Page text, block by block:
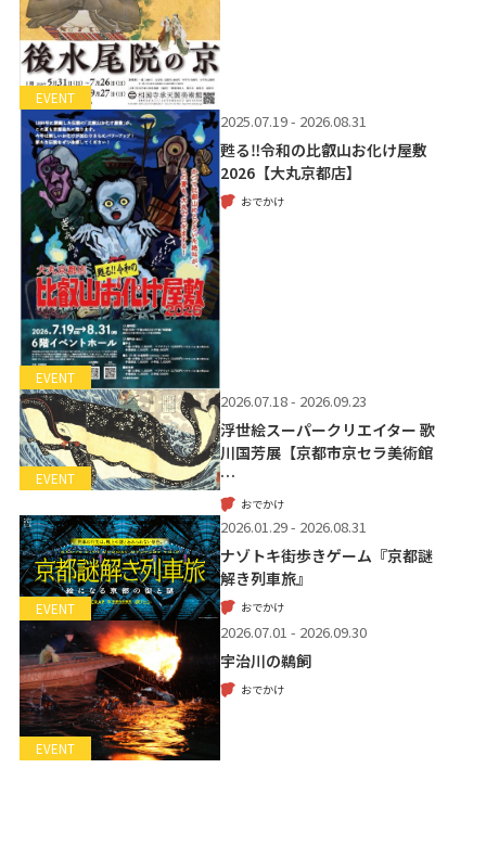
EVENT
EVENT
2025.07.19 - 2026.08.31
甦る‼令和の比叡山お化け屋敷
2026【大丸京都店】
おでかけ
EVENT
2026.07.18 - 2026.09.23
浮世絵スーパークリエイター 歌
川国芳展【京都市京セラ美術館
…
おでかけ
EVENT
2026.01.29 - 2026.08.31
ナゾトキ街歩きゲーム『京都謎
解き列車旅』
おでかけ
EVENT
2026.07.01 - 2026.09.30
宇治川の鵜飼
おでかけ